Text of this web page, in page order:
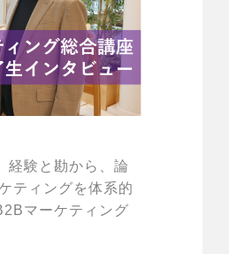
経験と勘から、論
ティングを体系的
マーケティング